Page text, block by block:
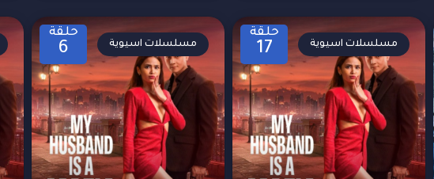
حلقة
17 مسلسلات اسيوية
حلقة
6 مسلسلات اسيوية